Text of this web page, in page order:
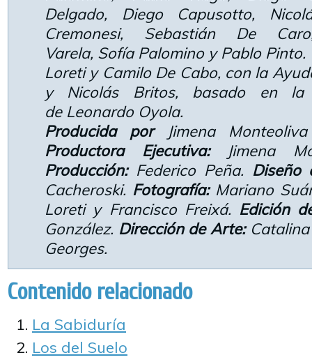
Delgado, Diego Capusotto,
Cremonesi, Sebastián De
Varela, Sofía Palomino y Pablo Pinto.
Loreti y Camilo De Cabo, con la
y Nicolás Britos, basado en la
de Leonardo Oyola.
Producida porJimena
Productora Ejecutiva:Jimena
Producción:Federico Peña. Diseño
Cacheroski. Fotografía:Mariano
Loreti y Francisco Freixá. Edición
González. Dirección de Arte:
Georges.
Contenido relacionado
La Sabiduría
Los del Suelo